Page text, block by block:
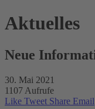
Aktuelles
Neue
30. Mai 2021
1107 Aufrufe
Like Tweet Share Email